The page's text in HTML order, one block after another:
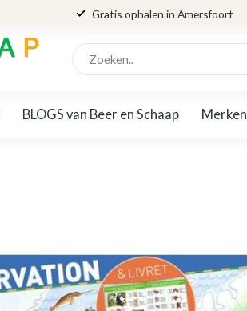
Gratis ophalen in Amersfoort
BLOGS van Beer en Schaap Merken